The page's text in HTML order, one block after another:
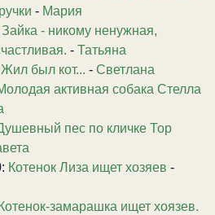
- Мария
Зайка - никому ненужная,
- Татьяна
Жил был кот... - Светлана
активная собака Стелла
пес по кличке Тор
Котенок Лиза ищет хозяев -
Котенок-замарашка ищет хоязев.